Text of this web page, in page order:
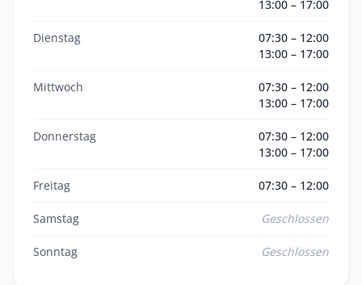
13:00 – 17:00
Dienstag
07:30 – 12:00
13:00 – 17:00
Mittwoch
07:30 – 12:00
13:00 – 17:00
Donnerstag
07:30 – 12:00
13:00 – 17:00
Freitag 07:30 – 12:00
Samstag Geschlossen
Sonntag Geschlossen